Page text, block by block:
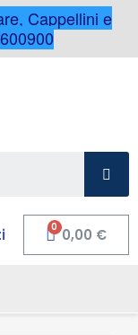
Cappellini e
0,00 €